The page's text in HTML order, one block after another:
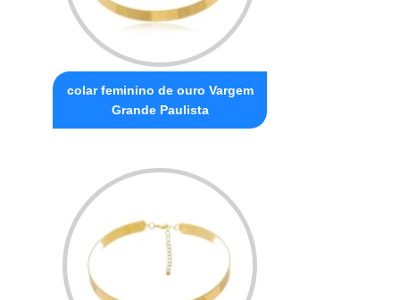
colar feminino de ouro Vargem
Grande Paulista